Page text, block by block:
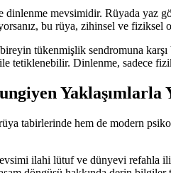
dinlenme mevsimidir. Rüyada yaz
bu rüya, zihinsel ve fiziksel
tükenmişlik sendromuna
tetiklenebilir. Dinlenme, sadece
Yaklaşımlarla
tabirlerinde hem de modern
ilahi lütuf ve dünyevi refahla